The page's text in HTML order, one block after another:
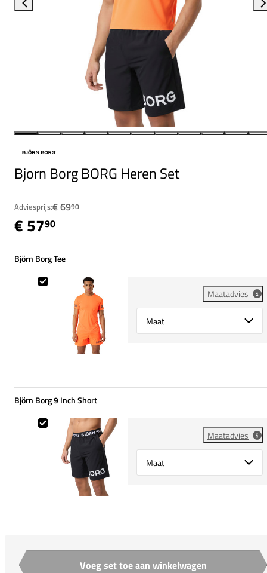
Bjorn Borg BORG Heren Set
Adviesprijs:€ 6990
€ 5790
Björn Borg Tee
Maatadvies
Select {option} for {name}
Björn Borg Tee
Björn Borg 9 Inch Short
Maatadvies
Select {option} for {name}
Björn Borg 9 Inch Short
Aantal Voeg set toe aan winkelwagen